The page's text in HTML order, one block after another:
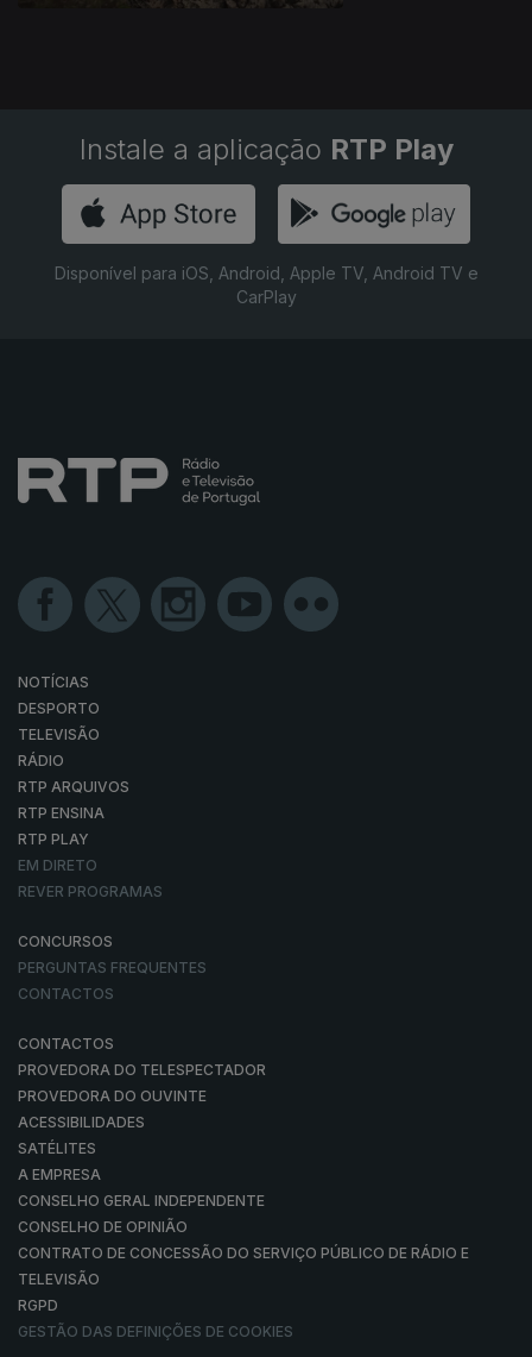
Instale a aplicação RTP Play
Disponível para iOS, Android, Apple TV, Android TV e
CarPlay
NOTÍCIAS
DESPORTO
TELEVISÃO
RÁDIO
RTP ARQUIVOS
RTP ENSINA
RTP PLAY
EM DIRETO
REVER PROGRAMAS
CONCURSOS
PERGUNTAS FREQUENTES
CONTACTOS
CONTACTOS
PROVEDORA DO TELESPECTADOR
PROVEDORA DO OUVINTE
ACESSIBILIDADES
SATÉLITES
A EMPRESA
CONSELHO GERAL INDEPENDENTE
CONSELHO DE OPINIÃO
CONTRATO DE CONCESSÃO DO SERVIÇO PÚBLICO DE RÁDIO E
TELEVISÃO
RGPD
GESTÃO DAS DEFINIÇÕES DE COOKIES